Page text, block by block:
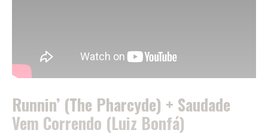
Runnin’ (The Pharcyde) + Saudade
Vem Correndo (Luiz Bonfá)